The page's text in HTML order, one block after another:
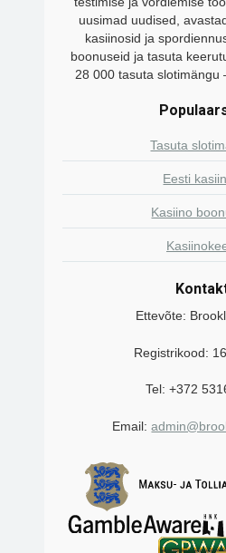
uusimad uudised,
kasiinosid ja
boonuseid ja tasuta
28 000 tasuta slotimängu
Tasuta
Eesti
Kasiino
Ettevõte:
Registrikood:
Tel: +372
Email: